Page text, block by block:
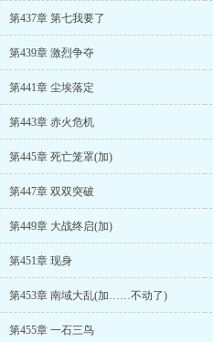
第437章 第七我要了
第439章 激烈争夺
第441章 尘埃落定
第443章 赤火危机
第445章 死亡笼罩(加)
第447章 双双突破
第449章 大战终启(加)
第451章 现身
第453章 南域大乱(加……不动了)
第455章 一石三鸟